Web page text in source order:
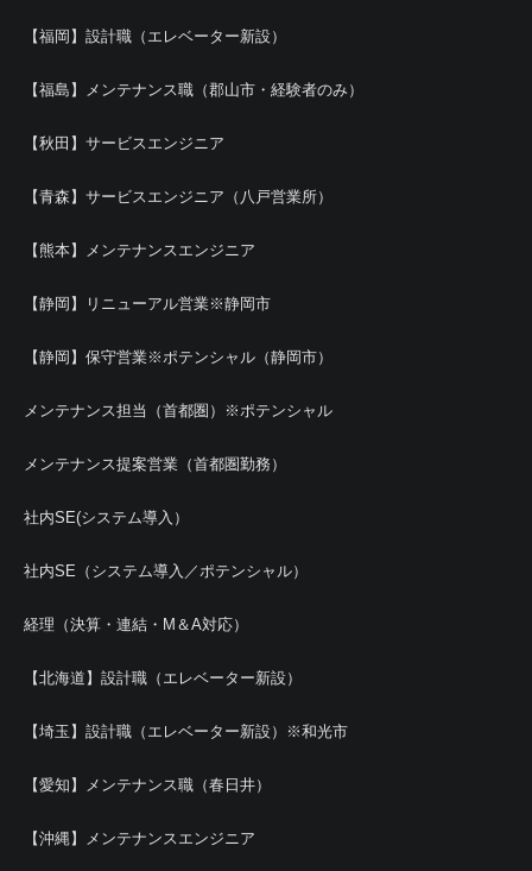
【福岡】設計職（エレベーター新設）
【福島】メンテナンス職（郡山市・経験者のみ）
【秋田】サービスエンジニア
【青森】サービスエンジニア（八戸営業所）
【熊本】メンテナンスエンジニア
【静岡】リニューアル営業※静岡市
【静岡】保守営業※ポテンシャル（静岡市）
メンテナンス担当（首都圏）※ポテンシャル
メンテナンス提案営業（首都圏勤務）
社内SE(システム導入）
社内SE（システム導入／ポテンシャル）
経理（決算・連結・M＆A対応）
【北海道】設計職（エレベーター新設）
【埼玉】設計職（エレベーター新設）※和光市
【愛知】メンテナンス職（春日井）
【沖縄】メンテナンスエンジニア